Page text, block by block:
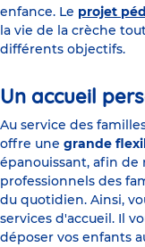
enfance. Le projet
la vie de la crèche
différents objectifs.
Un accueil
Au service des
offre une grande
épanouissant, afin de
professionnels des
du quotidien. Ainsi,
services d'accueil. Il
déposer vos enfants